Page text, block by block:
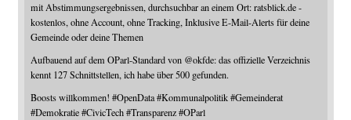
mit Abstimmungsergebnissen, durchsuchbar an einem Ort: ratsblick.de -
kostenlos, ohne Account, ohne Tracking, Inklusive E-Mail-Alerts für deine
Gemeinde oder deine Themen
Aufbauend auf dem OParl-Standard von @okfde: das offizielle Verzeichnis
kennt 127 Schnittstellen, ich habe über 500 gefunden.
Boosts willkommen! #OpenData #Kommunalpolitik #Gemeinderat
#Demokratie #CivicTech #Transparenz #OParl